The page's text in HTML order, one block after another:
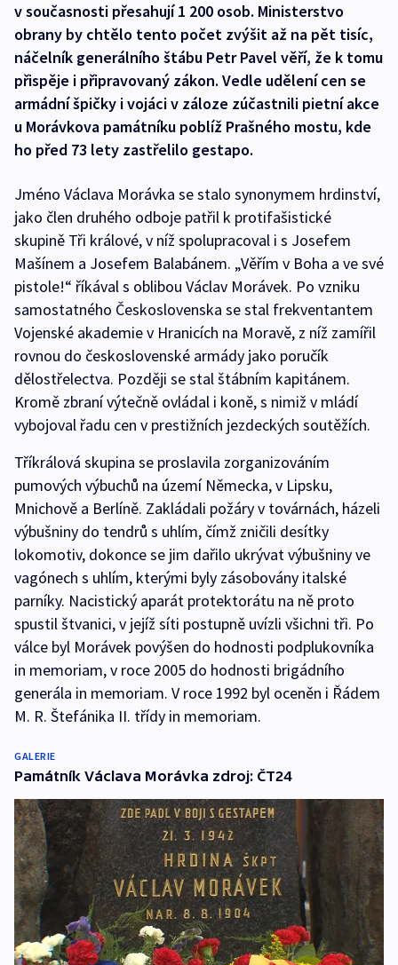
v současnosti přesahují 1 200 osob. Ministerstvo
obrany by chtělo tento počet zvýšit až na pět tisíc,
náčelník generálního štábu Petr Pavel věří, že k tomu
přispěje i připravovaný zákon. Vedle udělení cen se
armádní špičky i vojáci v záloze zúčastnili pietní akce
u Morávkova památníku poblíž Prašného mostu, kde
ho před 73 lety zastřelilo gestapo.
Jméno Václava Morávka se stalo synonymem hrdinství,
jako člen druhého odboje patřil k protifašistické
skupině Tři králové, v níž spolupracoval i s Josefem
Mašínem a Josefem Balabánem. „Věřím v Boha a ve své
pistole!“ říkával s oblibou Václav Morávek. Po vzniku
samostatného Československa se stal frekventantem
Vojenské akademie v Hranicích na Moravě, z níž zamířil
rovnou do československé armády jako poručík
dělostřelectva. Později se stal štábním kapitánem.
Kromě zbraní výtečně ovládal i koně, s nimiž v mládí
vybojoval řadu cen v prestižních jezdeckých soutěžích.
Tříkrálová skupina se proslavila zorganizováním
pumových výbuchů na území Německa, v Lipsku,
Mnichově a Berlíně. Zakládali požáry v továrnách, házeli
výbušniny do tendrů s uhlím, čímž zničili desítky
lokomotiv, dokonce se jim dařilo ukrývat výbušniny ve
vagónech s uhlím, kterými byly zásobovány italské
parníky. Nacistický aparát protektorátu na ně proto
spustil štvanici, v jejíž síti postupně uvízli všichni tři. Po
válce byl Morávek povýšen do hodnosti podplukovníka
in memoriam, v roce 2005 do hodnosti brigádního
generála in memoriam. V roce 1992 byl oceněn i Řádem
M. R. Štefánika II. třídy in memoriam.
GALERIE
Památník Václava Morávka zdroj: ČT24